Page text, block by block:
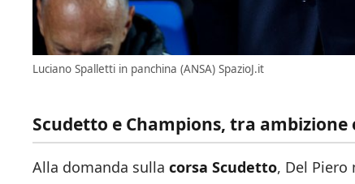
Luciano Spalletti in panchina (ANSA) SpazioJ.it
Scudetto e Champions, tra ambizione
Alla domanda sulla corsa Scudetto, Del